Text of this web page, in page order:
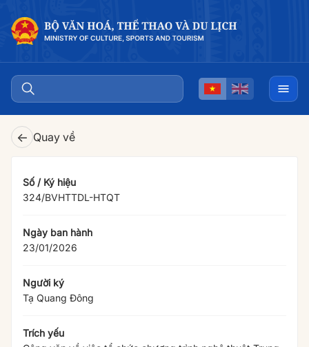
← Quay về
Số / Ký hiệu
324/BVHTTDL-HTQT
Ngày ban hành
23/01/2026
Người ký
Tạ Quang Đông
Trích yếu